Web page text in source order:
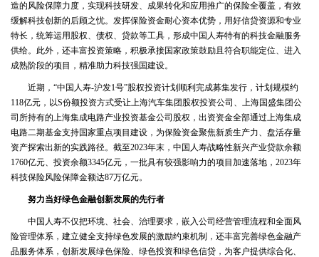
造的风险保障力度，实现科技研发、成果转化和应用推广的保险全覆盖，有效
缓解科技创新的后顾之忧。发挥保险资金耐心资本优势，用好信贷资源和专业
特长，统筹运用股权、债权、贷款等工具，形成中国人寿特有的科技金融服务
供给。此外，还丰富投资策略，积极承接国家政策鼓励且符合职能定位、进入
成熟阶段的项目，精准助力科技强国建设。
近期，“中国人寿-沪发1号”股权投资计划顺利完成募集发行，计划规模约
118亿元，以S份额投资方式受让上海汽车集团股权投资公司、上海国盛集团公
司所持有的上海集成电路产业投资基金公司股权，出资资金全部通过上海集成
电路二期基金支持国家重点项目建设，为保险资金聚焦新质生产力、盘活存量
资产探索出新的实践路径。截至2023年末，中国人寿战略性新兴产业贷款余额
1760亿元、投资余额3345亿元，一批具有较强影响力的项目加速落地，2023年
科技保险风险保障金额达87万亿元。
努力当好绿色金融创新发展的先行者
中国人寿不仅把环境、社会、治理要求，嵌入公司经营管理流程和全面风
险管理体系，建立健全支持绿色发展的激励约束机制，还丰富完善绿色金融产
品服务体系，创新发展绿色保险、绿色投资和绿色信贷，为客户提供综合化、